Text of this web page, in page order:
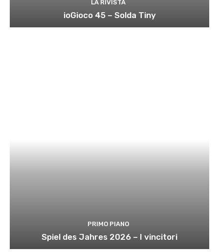
LA RIVISTA
ioGioco 45 – Solda Tiny
PRIMO PIANO
Spiel des Jahres 2026 – I vincitori